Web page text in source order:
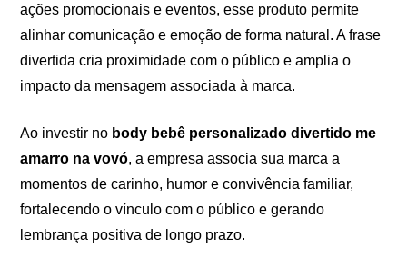
ações promocionais e eventos, esse produto permite
alinhar comunicação e emoção de forma natural. A frase
divertida cria proximidade com o público e amplia o
impacto da mensagem associada à marca.
Ao investir no body bebê personalizado divertido me
amarro na vovó, a empresa associa sua marca a
momentos de carinho, humor e convivência familiar,
fortalecendo o vínculo com o público e gerando
lembrança positiva de longo prazo.